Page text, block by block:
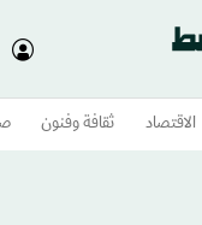
الاقتصاد ثقافة وفنون